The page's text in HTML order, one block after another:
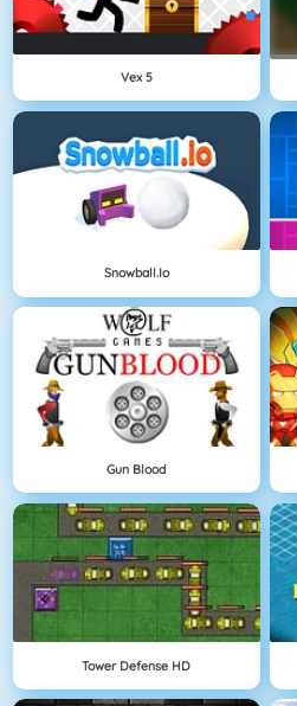
Vex 5
Snowball.io
Gun Blood
Tower Defense HD